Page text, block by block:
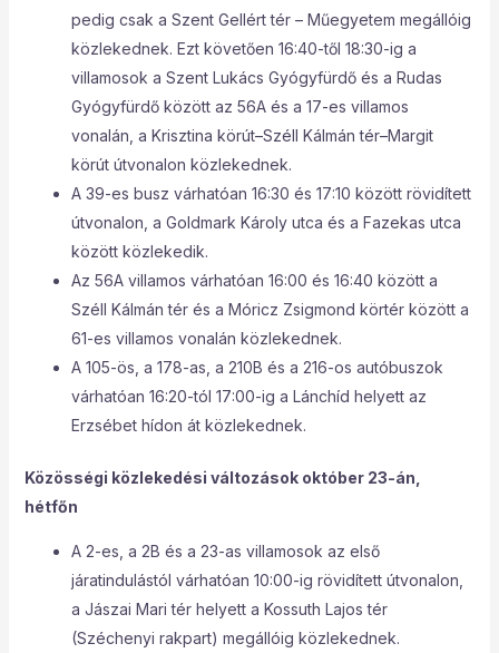
pedig csak a Szent Gellért tér – Műegyetem megállóig
közlekednek. Ezt követően 16:40-től 18:30-ig a
villamosok a Szent Lukács Gyógyfürdő és a Rudas
Gyógyfürdő között az 56A és a 17-es villamos
vonalán, a Krisztina körút–Széll Kálmán tér–Margit
körút útvonalon közlekednek.
A 39-es busz várhatóan 16:30 és 17:10 között rövidített
útvonalon, a Goldmark Károly utca és a Fazekas utca
között közlekedik.
Az 56A villamos várhatóan 16:00 és 16:40 között a
Széll Kálmán tér és a Móricz Zsigmond körtér között a
61-es villamos vonalán közlekednek.
A 105-ös, a 178-as, a 210B és a 216-os autóbuszok
várhatóan 16:20-tól 17:00-ig a Lánchíd helyett az
Erzsébet hídon át közlekednek.
Közösségi közlekedési változások október 23-án,
hétfőn
A 2-es, a 2B és a 23-as villamosok az első
járatindulástól várhatóan 10:00-ig rövidített útvonalon,
a Jászai Mari tér helyett a Kossuth Lajos tér
(Széchenyi rakpart) megállóig közlekednek.